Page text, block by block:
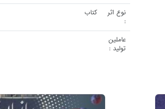
نوع اثر
:
کتاب
عاملین
تولید :